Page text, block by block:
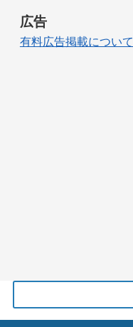
広告
有料広告掲載について